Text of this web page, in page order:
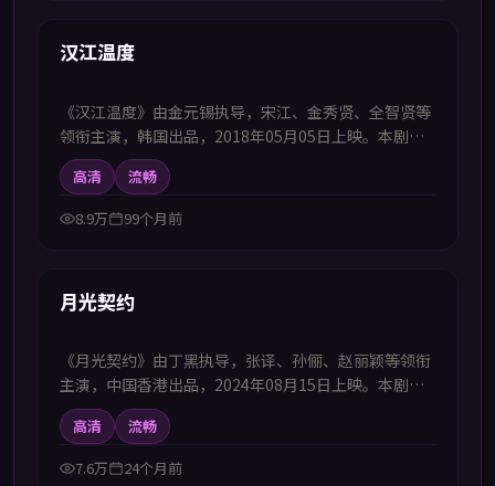
首推
汉江温度
《汉江温度》由金元锡执导，宋江、金秀贤、全智贤等
领衔主演，韩国出品，2018年05月05日上映。本剧集
提供中韩双语字幕，支持1080P高清播放，属惊悚题
材，以细节伏笔营造持续紧绷的观剧体验，适合喜欢中
韩字幕电视剧高清播放的观众追看。
高清
流畅
8.9万
99个月前
首推
月光契约
《月光契约》由丁黑执导，张译、孙俪、赵丽颖等领衔
主演，中国香港出品，2024年08月15日上映。本剧集
提供中韩双语字幕，支持1080P高清播放，属惊悚题
材，压迫感不断升级直至真相浮出水面，适合喜欢中韩
字幕电视剧高清播放的观众追看。
高清
流畅
7.6万
24个月前